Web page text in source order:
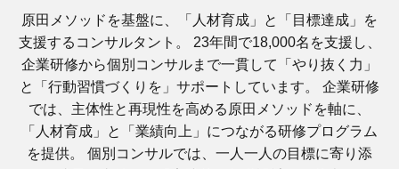
原田メソッドを基盤に、「人材育成」と「目標達成」を
支援するコンサルタント。 23年間で18,000名を支援し、
企業研修から個別コンサルまで一貫して「やり抜く力」
と「行動習慣づくりを」サポートしています。 企業研修
では、主体性と再現性を高める原田メソッドを軸に、
「人材育成」と「業績向上」につながる研修プログラム
を提供。 個別コンサルでは、一人一人の目標に寄り添